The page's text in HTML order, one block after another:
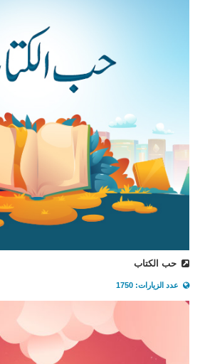
حب الكتاب
عدد الزيارات: 1750